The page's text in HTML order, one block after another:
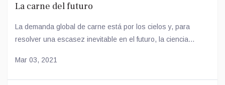
La carne del futuro
La demanda global de carne está por los cielos y, para
resolver una escasez inevitable en el futuro, la ciencia...
Mar 03, 2021